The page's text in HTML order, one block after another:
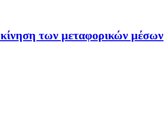
των μεταφορικών μέσων